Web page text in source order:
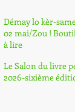
Démay lo kèr-
02 mai/Zou !
à lire
Le Salon du livre
2026-sixième